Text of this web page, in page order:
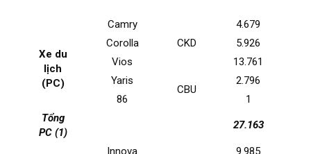
Xe du
lịch
(PC)
Camry
CKD
4.679
Corolla
5.926
Vios
13.761
Yaris
CBU
2.796
86
1
Tổng
PC (1)
27.163
Innova 9.985